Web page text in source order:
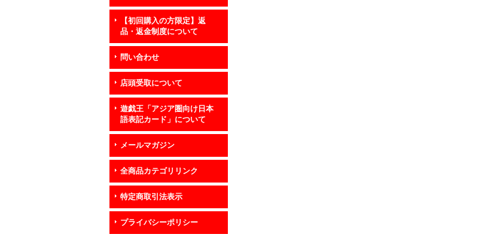
【初回購入の方限定】返
品・返金制度について
問い合わせ
店頭受取について
遊戯王「アジア圏向け日本
語表記カード」について
メールマガジン
全商品カテゴリリンク
特定商取引法表示
プライバシーポリシー